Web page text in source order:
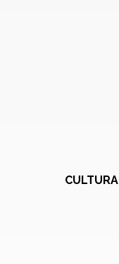
CULTURA